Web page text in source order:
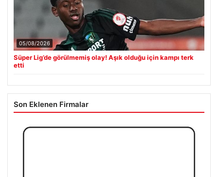
05/08/2026
Süper Lig’de görülmemiş olay! Aşık olduğu için kampı terk
etti
Son Eklenen Firmalar